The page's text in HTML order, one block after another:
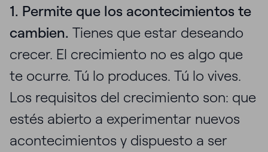
1. Permite que los acontecimientos te
cambien. Tienes que estar deseando
crecer. El crecimiento no es algo que
te ocurre. Tú lo produces. Tú lo vives.
Los requisitos del crecimiento son: que
estés abierto a experimentar nuevos
acontecimientos y dispuesto a ser